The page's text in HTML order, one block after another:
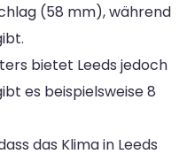
(58 mm), während
bietet Leeds jedoch
es beispielsweise 8
das Klima in Leeds